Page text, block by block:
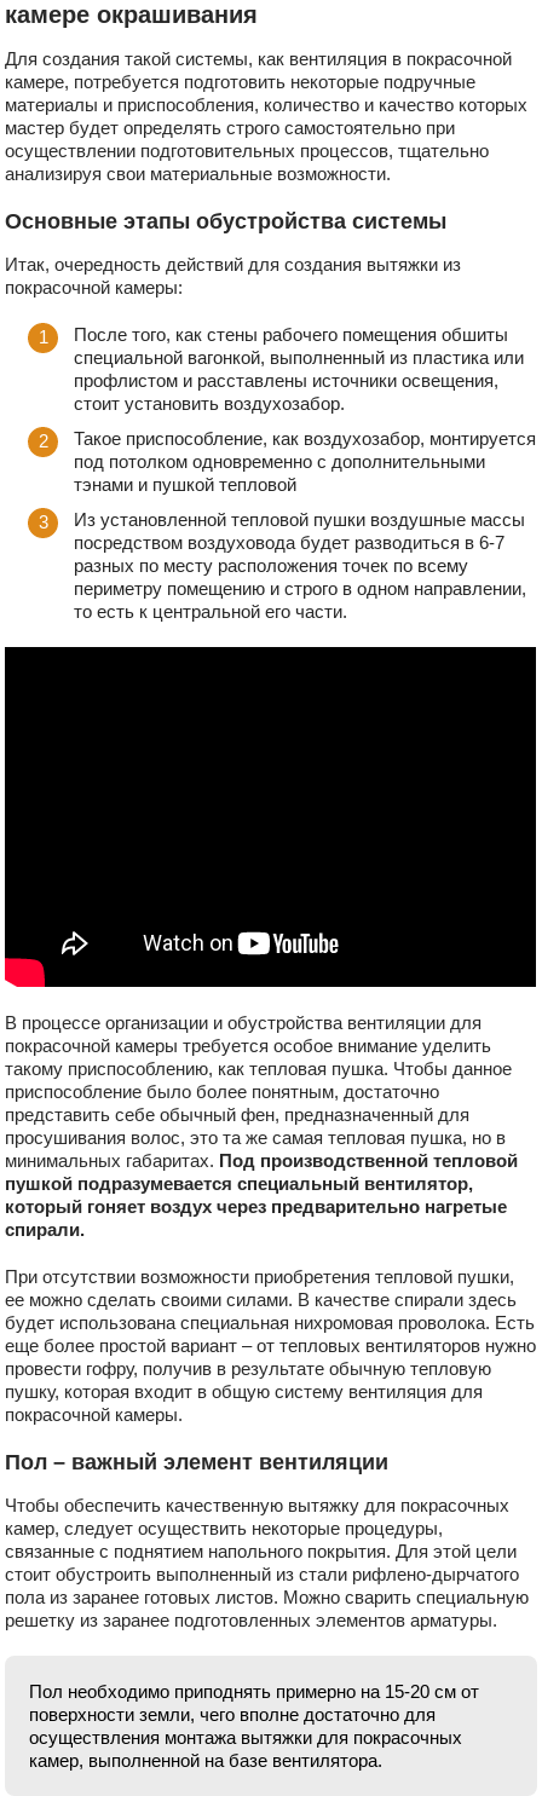
камере окрашивания
Для создания такой системы, как вентиляция в покрасочной
камере, потребуется подготовить некоторые подручные
материалы и приспособления, количество и качество которых
мастер будет определять строго самостоятельно при
осуществлении подготовительных процессов, тщательно
анализируя свои материальные возможности.
Основные этапы обустройства системы
Итак, очередность действий для создания вытяжки из
покрасочной камеры:
После того, как стены рабочего помещения обшиты
специальной вагонкой, выполненный из пластика или
профлистом и расставлены источники освещения,
стоит установить воздухозабор.
Такое приспособление, как воздухозабор, монтируется
под потолком одновременно с дополнительными
тэнами и пушкой тепловой
Из установленной тепловой пушки воздушные массы
посредством воздуховода будет разводиться в 6-7
разных по месту расположения точек по всему
периметру помещению и строго в одном направлении,
то есть к центральной его части.
В процессе организации и обустройства вентиляции для
покрасочной камеры требуется особое внимание уделить
такому приспособлению, как тепловая пушка. Чтобы данное
приспособление было более понятным, достаточно
представить себе обычный фен, предназначенный для
просушивания волос, это та же самая тепловая пушка, но в
минимальных габаритах. Под производственной тепловой
пушкой подразумевается специальный вентилятор,
который гоняет воздух через предварительно нагретые
спирали.
При отсутствии возможности приобретения тепловой пушки,
ее можно сделать своими силами. В качестве спирали здесь
будет использована специальная нихромовая проволока. Есть
еще более простой вариант – от тепловых вентиляторов нужно
провести гофру, получив в результате обычную тепловую
пушку, которая входит в общую систему вентиляция для
покрасочной камеры.
Пол – важный элемент вентиляции
Чтобы обеспечить качественную вытяжку для покрасочных
камер, следует осуществить некоторые процедуры,
связанные с поднятием напольного покрытия. Для этой цели
стоит обустроить выполненный из стали рифлено-дырчатого
пола из заранее готовых листов. Можно сварить специальную
решетку из заранее подготовленных элементов арматуры.
Пол необходимо приподнять примерно на 15-20 см от
поверхности земли, чего вполне достаточно для
осуществления монтажа вытяжки для покрасочных
камер, выполненной на базе вентилятора.